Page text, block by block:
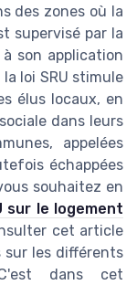
des zones où la
supervisé par la
son application
loi SRU stimule
élus locaux, en
dans leurs
appelées
échappées
souhaitez en
sur le logement
cet article
sur les différents
dans cet